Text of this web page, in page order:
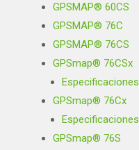
GPSMAP® 60CS
GPSMAP® 76C
GPSMAP® 76CS
GPSmap® 76CSx
Especificaciones
GPSmap® 76Cx
Especificaciones
GPSmap® 76S